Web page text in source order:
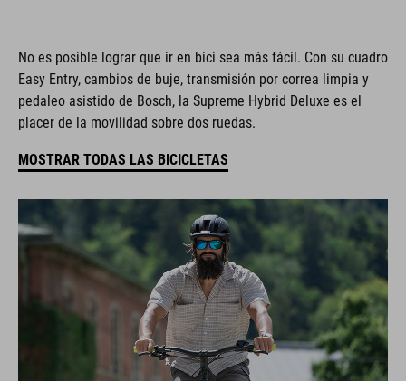
No es posible lograr que ir en bici sea más fácil. Con su cuadro
Easy Entry, cambios de buje, transmisión por correa limpia y
pedaleo asistido de Bosch, la Supreme Hybrid Deluxe es el
placer de la movilidad sobre dos ruedas.
MOSTRAR TODAS LAS BICICLETAS